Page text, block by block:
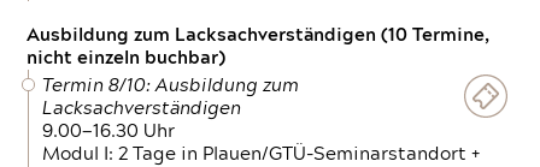
Ausbildung zum Lacksachverständigen (10 Termine,
nicht einzeln buchbar)
Termin 8/10: Ausbildung zum
Lacksachverständigen
9.00—16.30 Uhr
Modul I: 2 Tage in Plauen/GTÜ-Seminarstandort +